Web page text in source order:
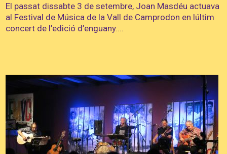
El passat dissabte 3 de setembre, Joan Masdéu actuava
al Festival de Música de la Vall de Camprodon en lúltim
concert de l’edició d’enguany....